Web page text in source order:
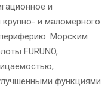
и
и маломерного
Морским
FURUNO,
функциями